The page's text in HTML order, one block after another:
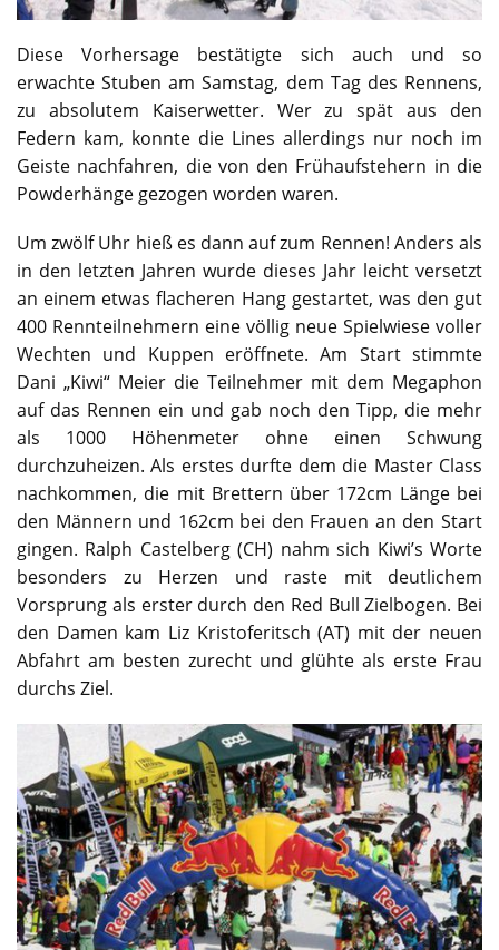
Diese Vorhersage bestätigte sich auch und so
erwachte Stuben am Samstag, dem Tag des Rennens,
zu absolutem Kaiserwetter. Wer zu spät aus den
Federn kam, konnte die Lines allerdings nur noch im
Geiste nachfahren, die von den Frühaufstehern in die
Powderhänge gezogen worden waren.
Um zwölf Uhr hieß es dann auf zum Rennen! Anders als
in den letzten Jahren wurde dieses Jahr leicht versetzt
an einem etwas flacheren Hang gestartet, was den gut
400 Rennteilnehmern eine völlig neue Spielwiese voller
Wechten und Kuppen eröffnete. Am Start stimmte
Dani „Kiwi“ Meier die Teilnehmer mit dem Megaphon
auf das Rennen ein und gab noch den Tipp, die mehr
als 1000 Höhenmeter ohne einen Schwung
durchzuheizen. Als erstes durfte dem die Master Class
nachkommen, die mit Brettern über 172cm Länge bei
den Männern und 162cm bei den Frauen an den Start
gingen. Ralph Castelberg (CH) nahm sich Kiwi’s Worte
besonders zu Herzen und raste mit deutlichem
Vorsprung als erster durch den Red Bull Zielbogen. Bei
den Damen kam Liz Kristoferitsch (AT) mit der neuen
Abfahrt am besten zurecht und glühte als erste Frau
durchs Ziel.